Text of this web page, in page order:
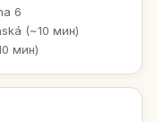
6
(~10 мин)
мин)